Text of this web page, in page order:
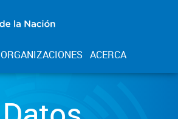
ORGANIZACIONES ACERCA